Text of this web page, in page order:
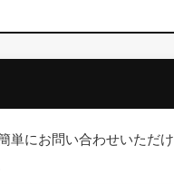
単にお問い合わせいただ